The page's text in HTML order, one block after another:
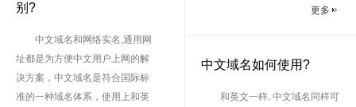
别?
中文域名和网络实名,通用网
址都是为方便中文用户上网的解
决方案，中文域名是符合国际标
准的一种域名体系，使用上和英
更多
中文域名如何使用?
和英文一样. 中文域名同样可